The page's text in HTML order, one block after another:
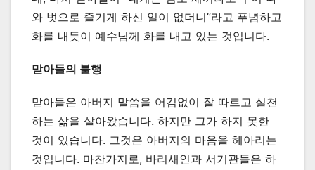
와 벗으로 즐기게 하신 일이 없더니”라고 푸념하고
화를 내듯이 예수님께 화를 내고 있는 것입니다.
맏아들의 불행
맏아들은 아버지 말씀을 어김없이 잘 따르고 실천
하는 삶을 살아왔습니다. 하지만 그가 하지 못한
것이 있습니다. 그것은 아버지의 마음을 헤아리는
것입니다. 마찬가지로, 바리새인과 서기관들은 하